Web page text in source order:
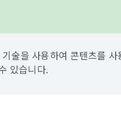
술을 사용하여 콘텐츠를 사
있습니다.